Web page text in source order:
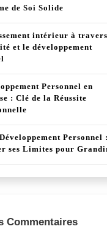
de Soi Solide
intérieur à
et le développement
Personnel en
: Clé de la Réussite
Personnel :
ses Limites pour
Commentaires